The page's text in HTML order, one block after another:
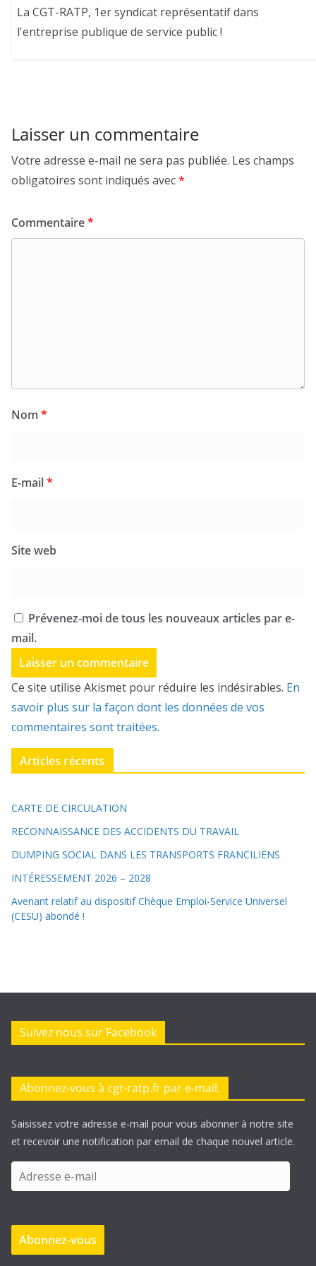
La CGT-RATP, 1er syndicat représentatif dans
l'entreprise publique de service public !
Laisser un commentaire
Votre adresse e-mail ne sera pas publiée. Les champs
obligatoires sont indiqués avec*
Commentaire*
Nom *
E-mail*
Site web
Prévenez-moi de tous les nouveaux articles par e-
mail.
Ce site utilise Akismet pour réduire les indésirables. En
savoir plus sur la façon dont les données de vos
commentaires sont traitées.
Articles récents
CARTE DE CIRCULATION
RECONNAISSANCE DES ACCIDENTS DU TRAVAIL
DUMPING SOCIAL DANS LES TRANSPORTS FRANCILIENS
INTÉRESSEMENT 2026 – 2028
Avenant relatif au dispositif Chèque Emploi-Service Universel
(CESU) abondé !
Suivez nous sur Facebook
Abonnez-vous à cgt-ratp.fr par e-mail.
Saisissez votre adresse e-mail pour vous abonner à notre site
et recevoir une notification par email de chaque nouvel article.
d
e
s
Abonnez-vous